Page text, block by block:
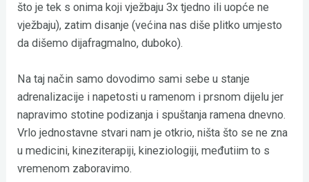
što je tek s onima koji vježbaju 3x tjedno ili uopće ne
vježbaju), zatim disanje (većina nas diše plitko umjesto
da dišemo dijafragmalno, duboko).
Na taj način samo dovodimo sami sebe u stanje
adrenalizacije i napetosti u ramenom i prsnom dijelu jer
napravimo stotine podizanja i spuštanja ramena dnevno.
Vrlo jednostavne stvari nam je otkrio, ništa što se ne zna
u medicini, kineziterapiji, kineziologiji, međutiim to s
vremenom zaboravimo.